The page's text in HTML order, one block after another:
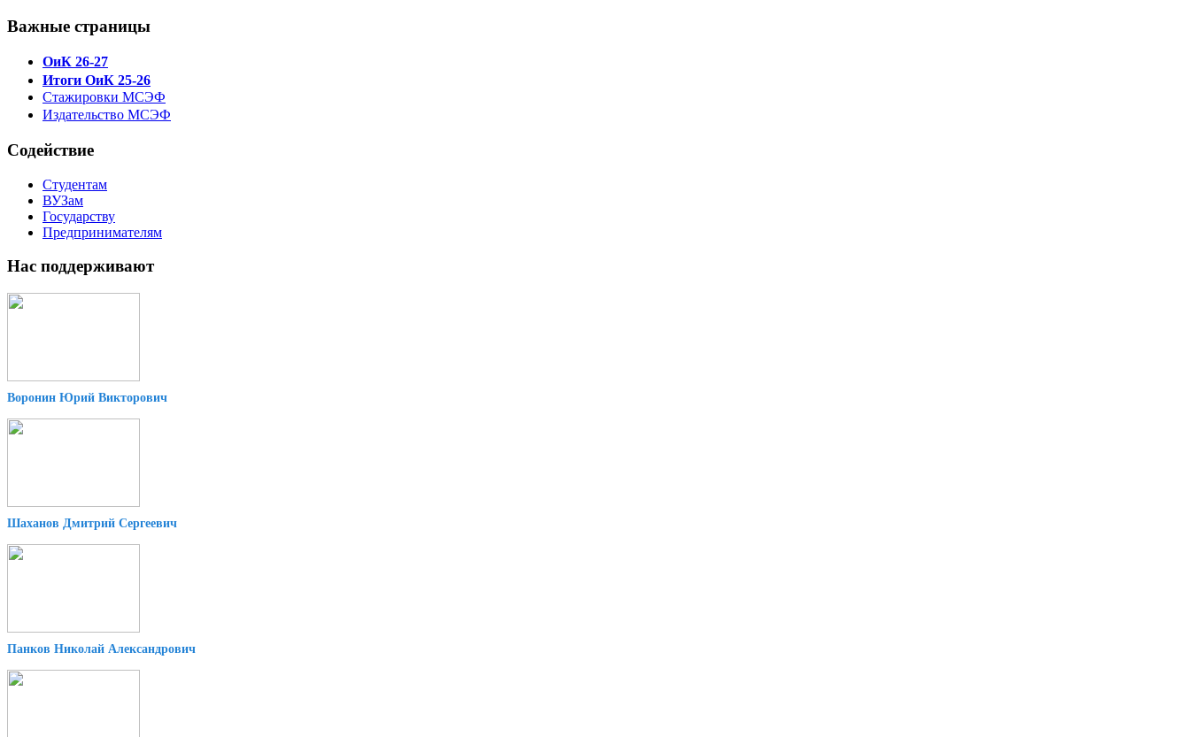
Важные страницы
ОиК 26-27
Итоги ОиК 25-26
Стажировки МСЭФ
Издательство МСЭФ
Содействие
Студентам
ВУЗам
Государству
Предпринимателям
Нас поддерживают
Воронин Юрий Викторович
Шаханов Дмитрий Сергеевич
Панков Николай Александрович